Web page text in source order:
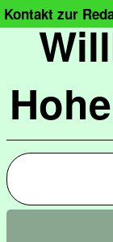
Kontakt zur